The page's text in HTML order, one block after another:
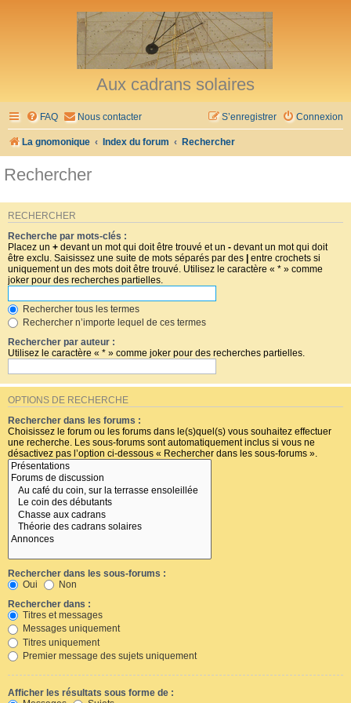
Aux cadrans solaires
FAQ Nous contacter Connexion
S’enregistrer
La gnomonique Index du forum Rechercher
Rechercher
RECHERCHER
Recherche par mots-clés :
Placez un + devant un mot qui doit être trouvé et un - devant un mot qui doit
être exclu. Saisissez une suite de mots séparés par des | entre crochets si
uniquement un des mots doit être trouvé. Utilisez le caractère « * » comme
joker pour des recherches partielles.
Rechercher tous les termes
Rechercher n’importe lequel de ces termes
Rechercher par auteur :
Utilisez le caractère « * » comme joker pour des recherches partielles.
OPTIONS DE RECHERCHE
Rechercher dans les forums :
Choisissez le forum ou les forums dans le(s)quel(s) vous souhaitez effectuer
une recherche. Les sous-forums sont automatiquement inclus si vous ne
désactivez pas l’option ci-dessous « Rechercher dans les sous-forums ».
Rechercher dans les sous-forums :
Oui
Non
Rechercher dans :
Titres et messages
Messages uniquement
Titres uniquement
Premier message des sujets uniquement
Afficher les résultats sous forme de :